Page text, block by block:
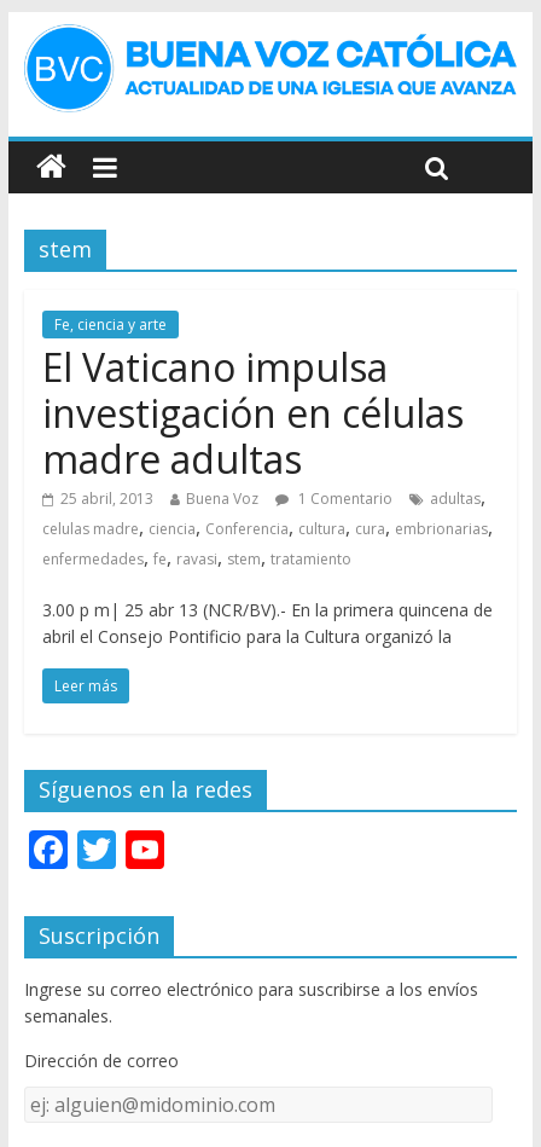
stem
Fe, ciencia y arte
El Vaticano impulsa
investigación en células
madre adultas
25 abril, 2013 Buena Voz 1 Comentario adultas,
celulas madre, ciencia, Conferencia, cultura, cura, embrionarias,
enfermedades, fe, ravasi, stem, tratamiento
3.00 p m| 25 abr 13 (NCR/BV).- En la primera quincena de
abril el Consejo Pontificio para la Cultura organizó la
Leer más
Síguenos en la redes
F
e
b
o
o
k
T
itt
er
Y
u
T
u
e
C
Suscripción
Ingrese su correo electrónico para suscribirse a los envíos
semanales.
Dirección de correo
Dirección
de